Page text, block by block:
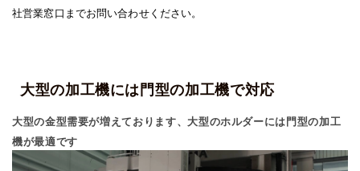
社営業窓口までお問い合わせください。
大型の加工機には門型の加工機で対応
大型の金型需要が増えております、大型のホルダーには門型の加工
機が最適です